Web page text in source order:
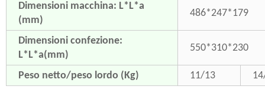
Dimensioni macchina: L*L*a
(mm)
486*247*179
Dimensioni confezione:
L*L*a(mm)
550*310*230
Peso netto/peso lordo (Kg) 11/13